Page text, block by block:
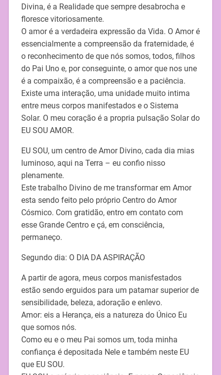
Divina, é a Realidade que sempre desabrocha e
floresce vitoriosamente.
O amor é a verdadeira expressão da Vida. O Amor é
essencialmente a compreensão da fraternidade, é
o reconhecimento de que nós somos, todos, filhos
do Pai Uno e, por conseguinte, o amor que nos une
é a compaixão, é a compreensão e a paciência.
Existe uma interação, uma unidade muito intima
entre meus corpos manifestados e o Sistema
Solar. O meu coração é a propria pulsação Solar do
EU SOU AMOR.
EU SOU, um centro de Amor Divino, cada dia mias
luminoso, aqui na Terra – eu confio nisso
plenamente.
Este trabalho Divino de me transformar em Amor
esta sendo feito pelo próprio Centro do Amor
Cósmico. Com gratidão, entro em contato com
esse Grande Centro e çá, em consciência,
permaneço.
Segundo dia: O DIA DA ASPIRAÇÃO
A partir de agora, meus corpos manisfestados
estão sendo erguidos para um patamar superior de
sensibilidade, beleza, adoração e enlevo.
Amor: eis a Herança, eis a natureza do Único Eu
que somos nós.
Como eu e o meu Pai somos um, toda minha
confiança é depositada Nele e também neste EU
que EU SOU.